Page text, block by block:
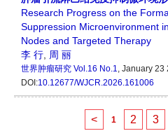
Research Progress on the
Suppression Microenvironment
Nodes and Targeted Therapy
李 行
周 丽
世界肿瘤研究 Vol.16 No.1, January 23
DOI:10.12677/WJCR.2026.161006
< 1 2 3